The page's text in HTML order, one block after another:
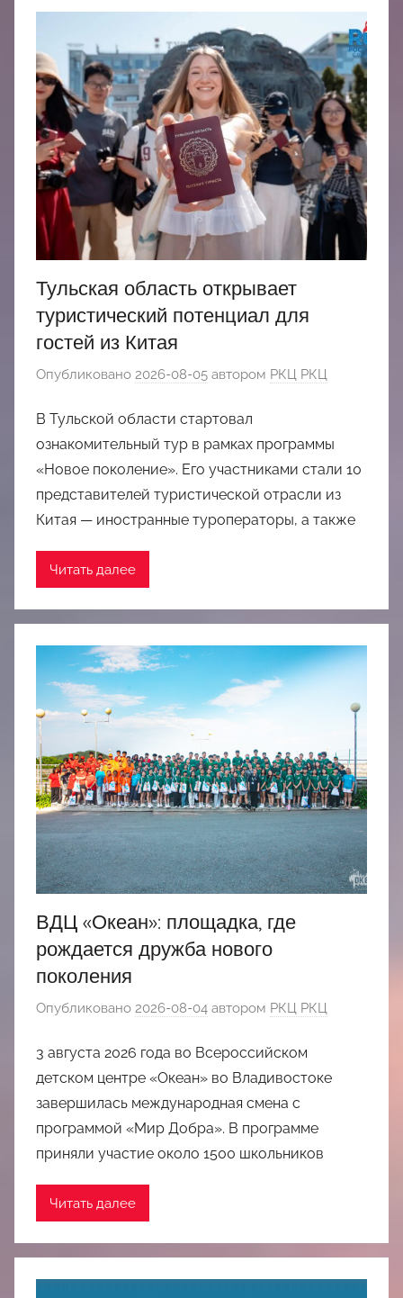
Тульская область открывает
туристический потенциал для
гостей из Китая
Опубликовано 2026-08-05 автором РКЦ РКЦ
В Тульской области стартовал
ознакомительный тур в рамках программы
«Новое поколение». Его участниками стали 10
представителей туристической отрасли из
Китая — иностранные туроператоры, а также
Читать далее
ВДЦ «Океан»: площадка, где
рождается дружба нового
поколения
Опубликовано 2026-08-04 автором РКЦ РКЦ
3 августа 2026 года во Всероссийском
детском центре «Океан» во Владивостоке
завершилась международная смена с
программой «Мир Добра». В программе
приняли участие около 1500 школьников
Читать далее